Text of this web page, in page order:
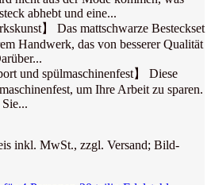
abhebt und eine...
】 Das mattschwarze Besteckset
Handwerk, das von besserer Qualität
und spülmaschinenfest】 Diese
um Ihre Arbeit zu sparen.
inkl. MwSt., zzgl. Versand; Bild-